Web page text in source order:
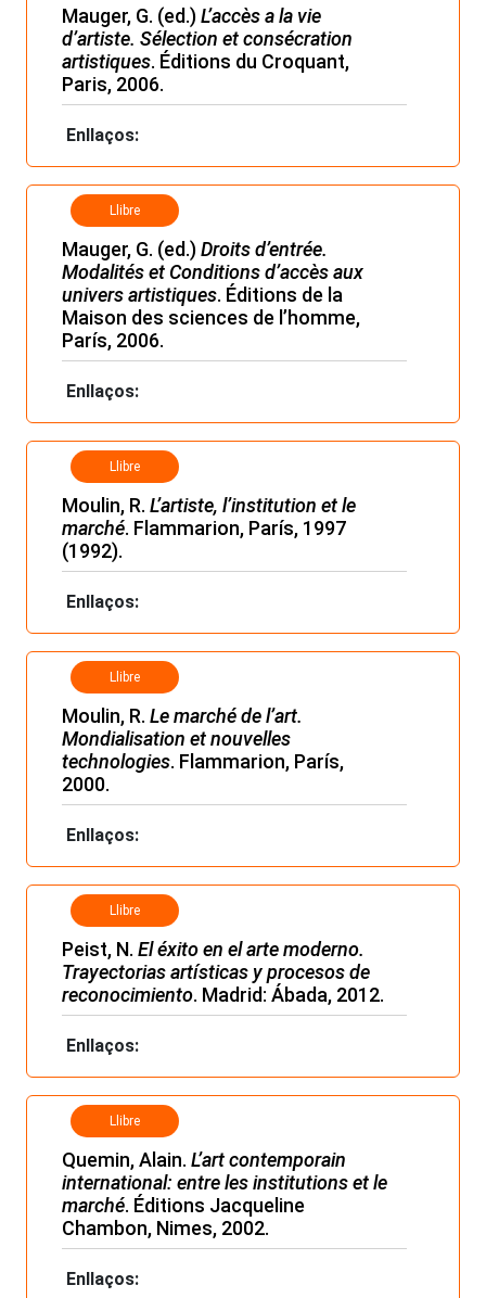
Mauger, G. (ed.)L’accès a la vie
d’artiste. Sélection et consécration
artistiques. Éditions du Croquant,
Paris, 2006.
Enllaços:
Llibre
Mauger, G. (ed.)Droits d’entrée.
Modalités et Conditions d’accès aux
univers artistiques. Éditions de la
Maison des sciences de l’homme,
París, 2006.
Enllaços:
Llibre
Moulin, R. L’artiste, l’institution et le
marché. Flammarion, París, 1997
(1992).
Enllaços:
Llibre
Moulin, R. Le marché de l’art.
Mondialisation et nouvelles
technologies. Flammarion, París,
2000.
Enllaços:
Llibre
Peist, N. El éxito en el arte moderno.
Trayectorias artísticas y procesos de
reconocimiento. Madrid: Ábada, 2012.
Enllaços:
Llibre
Quemin, Alain. L’art contemporain
international: entre les institutions et le
marché. Éditions Jacqueline
Chambon, Nimes, 2002.
Enllaços: